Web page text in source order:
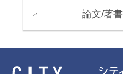
論文/著